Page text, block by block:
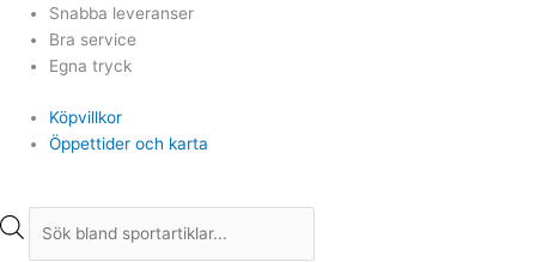
Hoppa
innehåll
Snabba leveranser
Bra service
Egna tryck
Köpvillkor
Öppettider och karta
Products
search
Products
search